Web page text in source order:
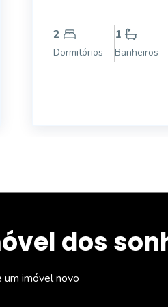
2
Dormitórios
1
Banheiros
dos
um imóvel novo